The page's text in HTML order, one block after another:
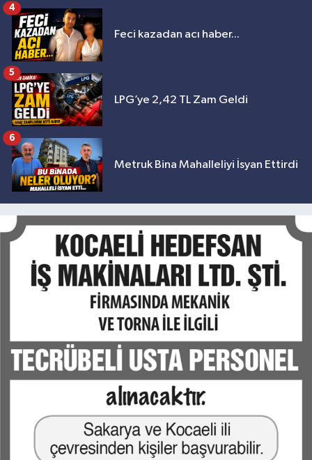
Feci kazadan acı haber...
4
LPG’ye 2,42 TL Zam Geldi
5
Metruk Bina Mahalleliyi İsyan Ettirdi
6